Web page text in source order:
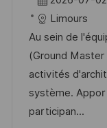
a
c
i
ó
n
c
a
c
i
ó
e
c
h
a
d
e
Limours
Au sein de
(Ground
activités
système.
participan...